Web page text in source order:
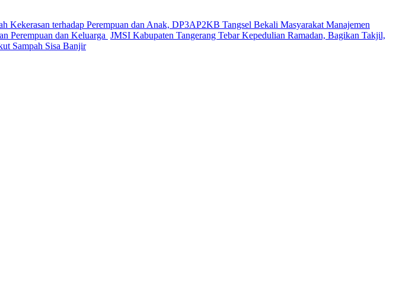
Kekerasan terhadap Perempuan dan Anak, DP3AP2KB Tangsel Bekali Masyarakat Manajemen
Perempuan dan Keluarga JMSI Kabupaten Tangerang Tebar Kepedulian Ramadan, Bagikan Takjil,
Sampah Sisa Banjir